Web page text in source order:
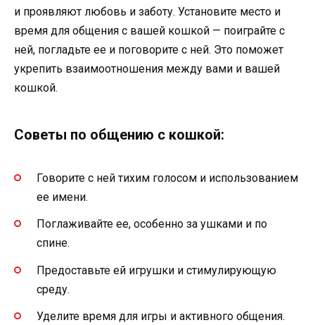
и проявляют любовь и заботу. Установите место и
время для общения с вашей кошкой — поиграйте с
ней, погладьте ее и поговорите с ней. Это поможет
укрепить взаимоотношения между вами и вашей
кошкой.
Советы по общению с кошкой:
Говорите с ней тихим голосом и использованием
ее имени.
Поглаживайте ее, особенно за ушками и по
спине.
Предоставьте ей игрушки и стимулирующую
среду.
Уделите время для игры и активного общения.